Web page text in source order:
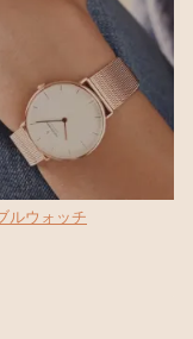
ルウォッチ